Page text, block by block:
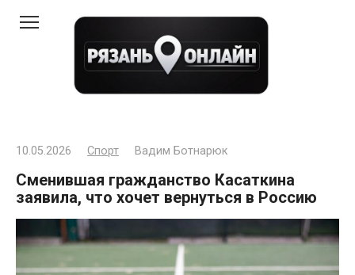
10.05.2026 Спорт Вадим Ботнарюк
Сменившая гражданство Касаткина
заявила, что хочет вернуться в Россию